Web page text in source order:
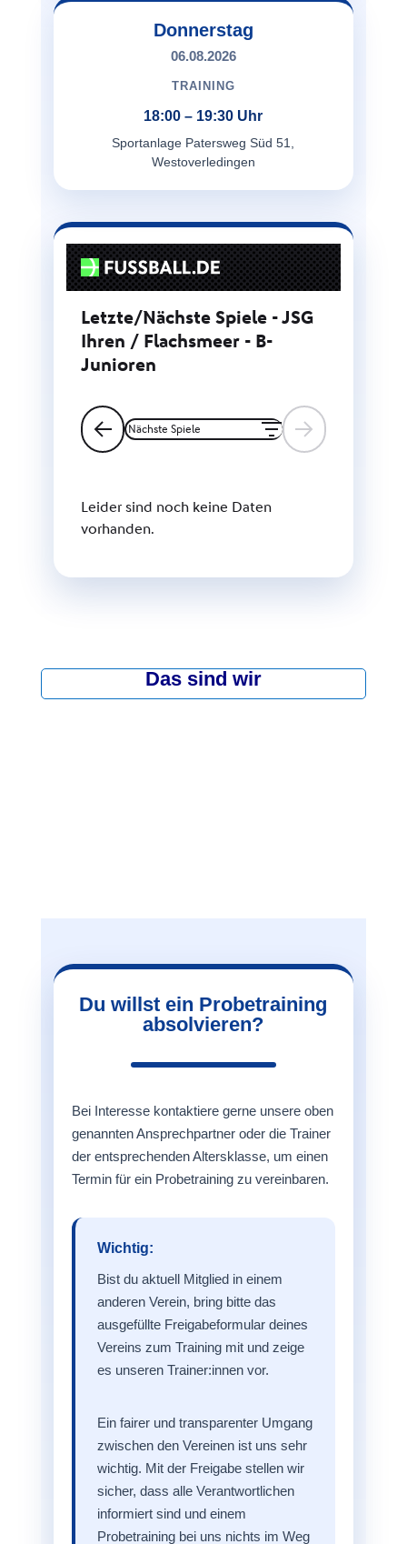
Donnerstag
06.08.2026
TRAINING
18:00 – 19:30 Uhr
Sportanlage Patersweg Süd 51,
Westoverledingen
Das sind wir
Du willst ein Probetraining
absolvieren?
Bei Interesse kontaktiere gerne unsere oben
genannten Ansprechpartner oder die Trainer
der entsprechenden Altersklasse, um einen
Termin für ein Probetraining zu vereinbaren.
Wichtig:
Bist du aktuell Mitglied in einem
anderen Verein, bring bitte das
ausgefüllte Freigabeformular deines
Vereins zum Training mit und zeige
es unseren Trainer:innen vor.
Ein fairer und transparenter Umgang
zwischen den Vereinen ist uns sehr
wichtig. Mit der Freigabe stellen wir
sicher, dass alle Verantwortlichen
informiert sind und einem
Probetraining bei uns nichts im Weg